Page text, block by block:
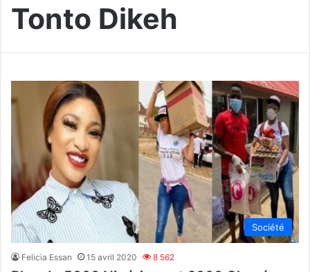
Tonto Dikeh
Société
Felicia Essan 15 avril 2020 8 562